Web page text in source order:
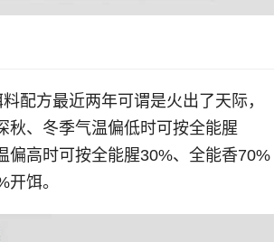
配方最近两年可谓是火出了天际，
秋、冬季气温偏低时可按全能腥
偏高时可按全能腥30%、全能香70%
饵。